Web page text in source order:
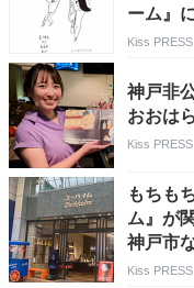
ーム』
Kiss PRESS
神戸非
おおは
Kiss PRESS
もちも
ム』が
神戸市
Kiss PRESS